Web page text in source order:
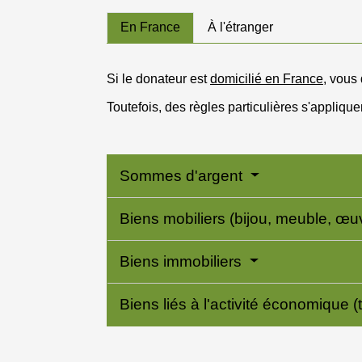
En France À l'étranger
Si le donateur estdomicilié en France,
Toutefois, des règles particulières
Sommes d'argent
Biens mobiliers (bijou, meuble,
Biens immobiliers
Biens liés à l'activité économique